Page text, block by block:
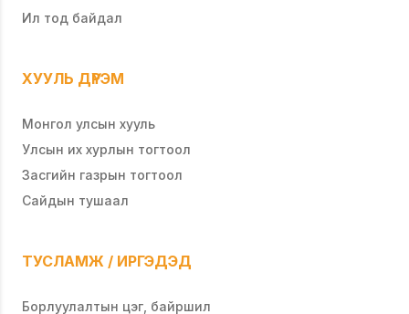
Ил тод байдал
ХУУЛЬ ДҮРЭМ
Монгол улсын хууль
Улсын их хурлын тогтоол
Засгийн газрын тогтоол
Сайдын тушаал
ТУСЛАМЖ / ИРГЭДЭД
Борлуулалтын цэг, байршил